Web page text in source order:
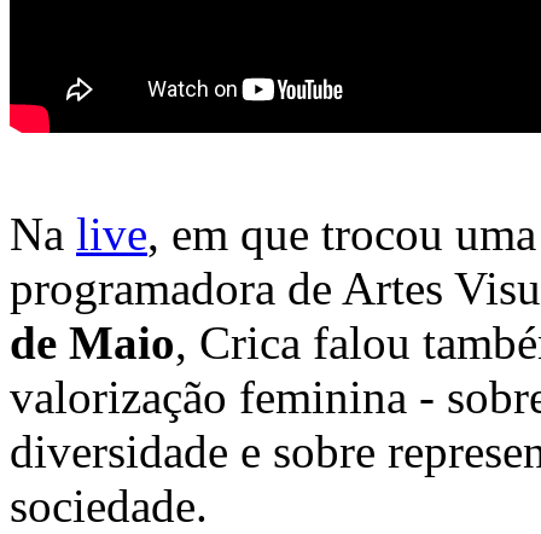
Na live, em que trocou
programadora de Artes
de Maio, Crica falou
valorização feminina -
diversidade e sobre
sociedade.